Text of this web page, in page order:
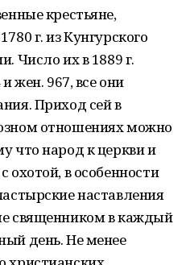
крестьяне,
г. из Кунгурского
Число их в 1889 г.
жен. 967, все они
Приход сей в
отношениях можно
что народ к церкви и
охотой, в особенности
наставления
священником в каждый
день. Не менее